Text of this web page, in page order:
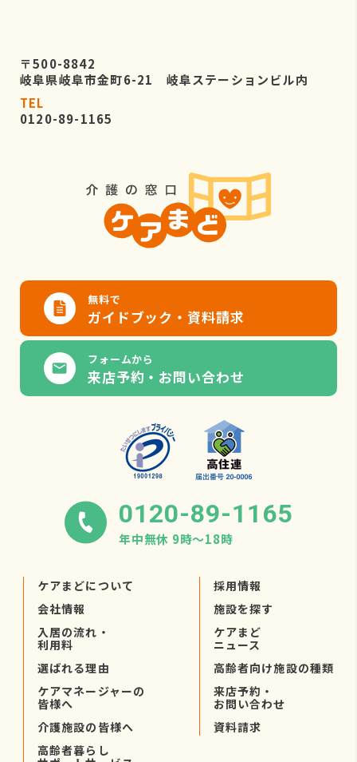
〒500-8842
岐阜県岐阜市金町6-21 岐阜ステーションビル内
TEL
0120-89-1165
無料で
ガイドブック・資料請求
フォームから
来店予約・お問い合わせ
0120-89-1165
年中無休 9時〜18時
ケアまどについて
会社情報
入居の流れ・
利用料
選ばれる理由
ケアマネージャーの
皆様へ
介護施設の皆様へ
高齢者暮らし
採用情報
施設を探す
ケアまど
ニュース
高齢者向け施設の種類
来店予約・
お問い合わせ
資料請求